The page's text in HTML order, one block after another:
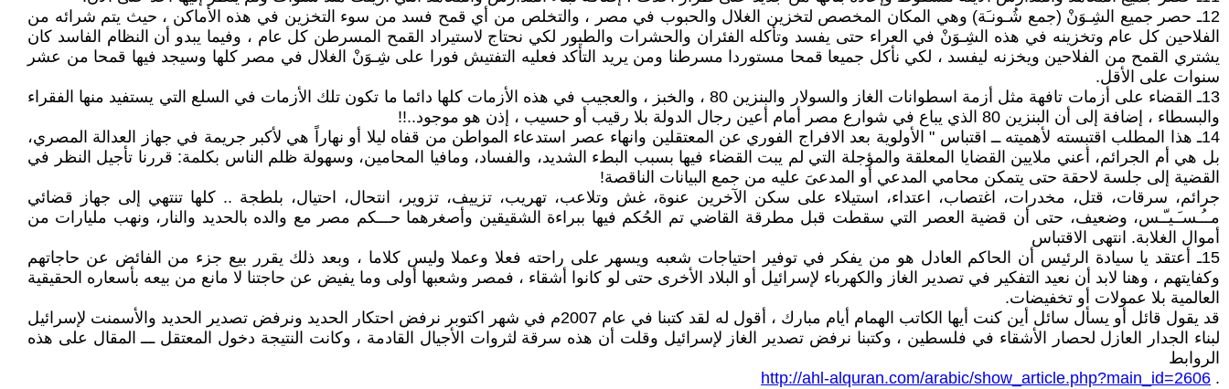
12ـ حصر جميع الشِـوَنْ (جمع شُـونـَة) وهي المكان المخصص لتخزين الغلال والحبوب في مصر ، والتخلص من أي قمح فسد من سوء التخزين في هذه الأماكن ، حيث يتم شرائه من
الفلاحين كل عام وتخزينه في هذه الشِـوَنْ في العراء حتى يفسد وتأكله الفئران والحشرات والطيور لكي نحتاج لاستيراد القمح المسرطن كل عام ، وفيما يبدو أن النظام الفاسد كان
يشتري القمح من الفلاحين ويخزنه ليفسد ، لكي نأكل جميعا قمحا مستوردا مسرطنا ومن يريد التأكد فعليه التفتيش فورا على شِـوَنْ الغلال في مصر كلها وسيجد فيها قمحا من عشر
سنوات على الأقل.
13ـ القضاء على أزمات تافهة مثل أزمة اسطوانات الغاز والسولار والبنزين 80 ، والخبز ، والعجيب في هذه الأزمات كلها دائما ما تكون تلك الأزمات في السلع التي يستفيد منها الفقراء
والبسطاء ، إضافة إلى أن البنزين 80 الذي يباع في شوارع مصر أمام أعين رجال الدولة بلا رقيب أو حسيب ، إذن هو موجود..!!
14ـ هذا المطلب اقتبسته لأهميته ــ اقتباس " الأولوية بعد الافراج الفوري عن المعتقلين وانهاء عصر استدعاء المواطن من قفاه ليلا أو نهاراً هي لأكبر جريمة في جهاز العدالة المصري،
بل هي أم الجرائم، أعني ملايين القضايا المعلقة والمؤجلة التي لم يبت القضاء فيها بسبب البطء الشديد، والفساد، ومافيا المحامين، وسهولة ظلم الناس بكلمة: قررنا تأجيل النظر في
القضية إلى جلسة لاحقة حتى يتمكن محامي المدعي أو المدعىَ عليه من جمع البيانات الناقصة!
جرائم، سرقات، قتل، مخدرات، اغتصاب، اعتداء، استيلاء على سكن الآخرين عنوة، غش وتلاعب، تهريب، تزييف، تزوير، انتحال، احتيال، بلطجة .. كلها تنتهي إلى جهاز قضائي
مــُـسـَـيـّـس، وضعيف، حتى أن قضية العصر التي سقطت قبل مطرقة القاضي تم الحُكم فيها ببراءة الشقيقين وأصغرهما حـــكم مصر مع والده بالحديد والنار، ونهب مليارات من
أموال الغلابة. انتهى الاقتباس
15ـ أعتقد يا سيادة الرئيس أن الحاكم العادل هو من يفكر في توفير احتياجات شعبه ويسهر على راحته فعلا وعملا وليس كلاما ، وبعد ذلك يقرر بيع جزء من الفائض عن حاجاتهم
وكفايتهم ، وهنا لابد أن نعيد التفكير في تصدير الغاز والكهرباء لإسرائيل أو البلاد الأخرى حتى لو كانوا أشقاء ، فمصر وشعبها أولى وما يفيض عن حاجتنا لا مانع من بيعه بأسعاره الحقيقية
العالمية بلا عمولات أو تخفيضات.
قد يقول قائل أو يسأل سائل أين كنت أيها الكاتب الهمام أيام مبارك ، أقول له لقد كتبنا في عام 2007م في شهر اكتوبر نرفض احتكار الحديد ونرفض تصدير الحديد والأسمنت لإسرائيل
لبناء الجدار العازل لحصار الأشقاء في فلسطين ، وكتبنا نرفض تصدير الغاز لإسرائيل وقلت أن هذه سرقة لثروات الأجيال القادمة ، وكانت النتيجة دخول المعتقل ـــ المقال على هذه
الروابط
.
http://ahl-alquran.com/arabic/show_article.php?main_id=2606